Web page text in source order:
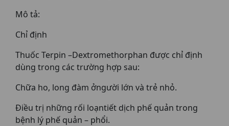
Mô tả:
Chỉ định
Thuốc Terpin –Dextromethorphan được chỉ định
dùng trong các trường hợp sau:
Chữa ho, long đàm ởngười lớn và trẻ nhỏ.
Điều trị những rối loạntiết dịch phế quản trong
bệnh lý phế quản – phổi.